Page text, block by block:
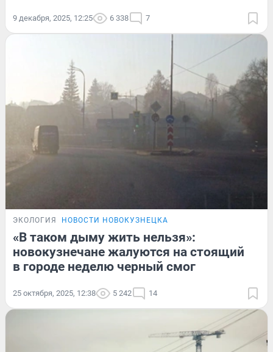
9 декабря, 2025, 12:25 6 338 7
ЭКОЛОГИЯ НОВОСТИ НОВОКУЗНЕЦКА
«В таком дыму жить нельзя»:
новокузнечане жалуются на стоящий
в городе неделю черный смог
25 октября, 2025, 12:38 5 242 14